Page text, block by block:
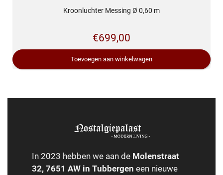
Kroonluchter Messing Ø 0,60 m
€699,00
Toevoegen aan winkelwagen
In 2023 hebben we aan de Molenstraat
32, 7651 AW in Tubbergen een nieuwe